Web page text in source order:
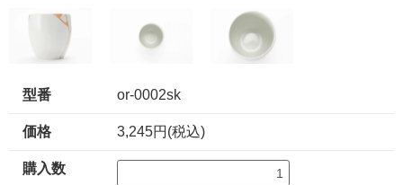
型番 or-0002sk
価格 3,245円(税込)
購入数